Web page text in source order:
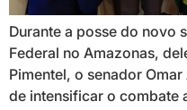
Durante a posse do novo
Federal no Amazonas,
Pimentel, o senador
de intensificar o combate